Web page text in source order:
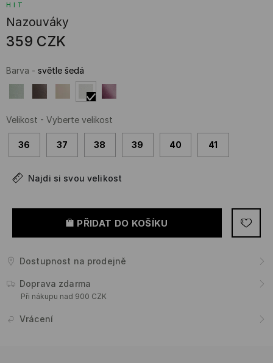
HIT
Nazouváky
359 CZK
Barva - světle šedá
Velikost - Vyberte velikost
36 37 38 39 40 41
Najdi si svou velikost
PŘIDAT DO KOŠÍKU
Dostupnost na prodejně
Doprava zdarma
Při nákupu nad 900 CZK
Vrácení